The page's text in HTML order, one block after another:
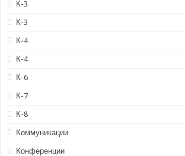
К-3
К-3
К-4
К-4
К-6
К-7
К-8
Коммуникации
Конференции